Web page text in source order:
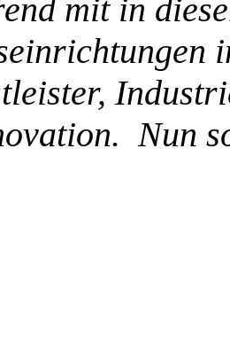
mit in
Nun